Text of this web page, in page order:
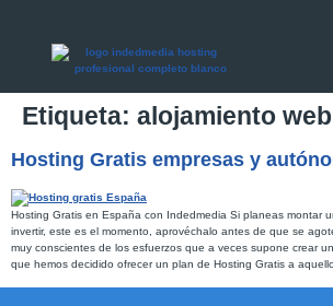
Etiqueta: alojamiento
Hosting Gratis empresas y
Hosting Gratis en España con Indedmedia Si planeas montar
invertir, este es el momento, aprovéchalo antes de que se
muy conscientes de los esfuerzos que a veces supone crear
que hemos decidido ofrecer un plan de Hosting Gratis a